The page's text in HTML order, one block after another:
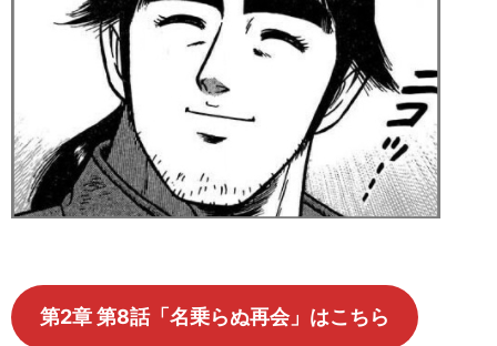
第2章 第8話「名乗らぬ再会」はこちら